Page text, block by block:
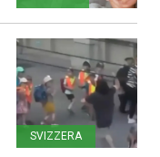
SVIZZERA